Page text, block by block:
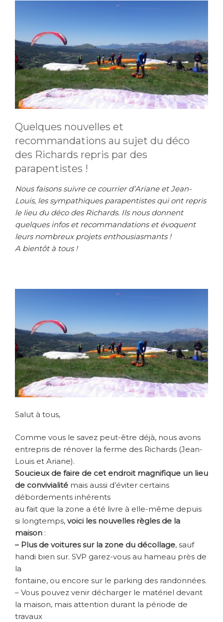
Quelques nouvelles et
recommandations au sujet du déco
des Richards repris par des
parapentistes !
Nous faisons suivre ce courrier d’Ariane et Jean-
Louis, les sympathiques parapentistes qui ont repris
le lieu du déco des Richards. Ils nous donnent
quelques infos et recommandations et évoquent
leurs nombreux projets enthousiasmants !
A bientôt à tous !
Salut à tous,
Comme vous le savez peut-être déjà, nous avons
entrepris de rénover la ferme des Richards (Jean-
Louis et Ariane).
Soucieux de faire de cet endroit magnifique un lieu
de convivialité mais aussi d’éviter certains
débordements inhérents
au fait que la zone a été livre à elle-même depuis
si longtemps, voici les nouvelles règles de la
maison :
– Plus de voitures sur la zone du décollage, sauf
handi bien sur. SVP garez-vous au hameau près de
la
fontaine, ou encore sur le parking des randonnées.
– Vous pouvez venir décharger le matériel devant
la maison, mais attention durant la période de
travaux